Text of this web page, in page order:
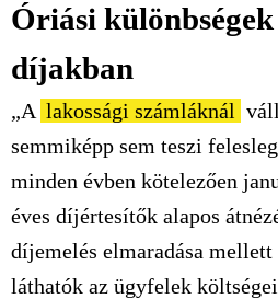
Óriási
díjakban
„A lakossági számláknál
semmiképp sem teszi
minden évben kötelezően
éves díjértesítők alapos
díjemelés elmaradása
láthatók az ügyfelek